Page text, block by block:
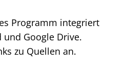
Programm integriert
Google Drive.
zu Quellen an.